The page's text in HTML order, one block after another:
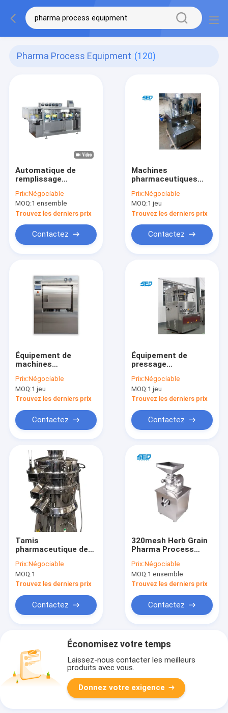
Pharma Process Equipment (120)
Automatique de
remplissage
commande PLC
Prix:Négociable
MOQ:1 ensemble
Trouvez les derniers prix
Contactez
Machines
pharmaceutiques
bouton à 5 coups de
poing Équipement
rotatif Tablette
presseuse 12000
pièces par heure
Prix:Négociable
MOQ:1 jeu
Trouvez les derniers prix
Contactez
Équipement de
machines
Stérilisateur à haute
température à
vapeur pure
Prix:Négociable
MOQ:1 jeu
Trouvez les derniers prix
Contactez
Équipement de
pressage
double pression pour
l'industrie
pharmaceutique
Prix:Négociable
MOQ:1 jeu
Trouvez les derniers prix
Contactez
Tamis
pharmaceutique de
d'équipement de
machines de SUS de
rendement élevé
Prix:Négociable
MOQ:1
Trouvez les derniers prix
Contactez
320mesh Herb Grain
Pharma Process
multifonctionnel
Prix:Négociable
MOQ:1 ensemble
Trouvez les derniers prix
Contactez
Économisez votre temps
Laissez-nous contacter les meilleurs
produits avec vous.
Donnez votre exigence